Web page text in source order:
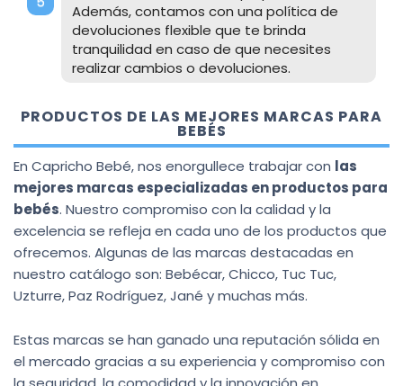
Además, contamos con una política de
devoluciones flexible que te brinda
tranquilidad en caso de que necesites
realizar cambios o devoluciones.
PRODUCTOS DE LAS MEJORES MARCAS PARA
BEBÉS
En Capricho Bebé, nos enorgullece trabajar con las
mejores marcas especializadas en productos para
bebés. Nuestro compromiso con la calidad y la
excelencia se refleja en cada uno de los productos que
ofrecemos. Algunas de las marcas destacadas en
nuestro catálogo son: Bebécar, Chicco, Tuc Tuc,
Uzturre, Paz Rodríguez, Jané y muchas más.
Estas marcas se han ganado una reputación sólida en
el mercado gracias a su experiencia y compromiso con